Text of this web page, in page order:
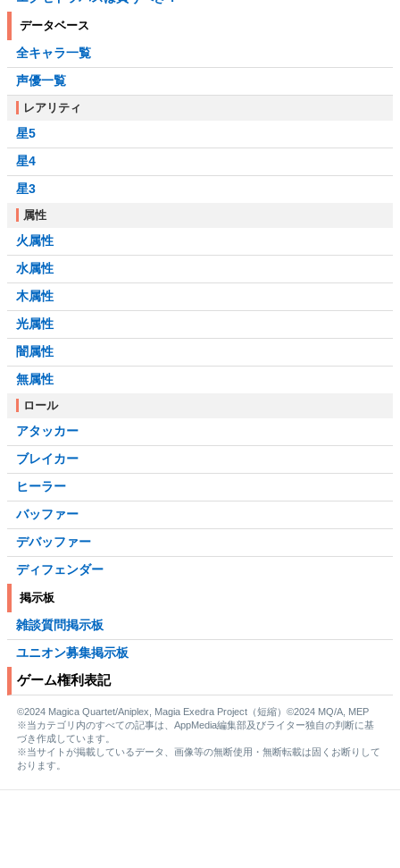
データベース
全キャラ一覧
声優一覧
レアリティ
星5
星4
星3
属性
火属性
水属性
木属性
光属性
闇属性
無属性
ロール
アタッカー
ブレイカー
ヒーラー
バッファー
デバッファー
ディフェンダー
掲示板
雑談質問掲示板
ユニオン募集掲示板
ゲーム権利表記
©2024 Magica Quartet/Aniplex, Magia Exedra Project（短縮）©2024 MQ/A, MEP
※当カテゴリ内のすべての記事は、AppMedia編集部及びライター独自の判断に基
づき作成しています。
※当サイトが掲載しているデータ、画像等の無断使用・無断転載は固くお断りして
おります。